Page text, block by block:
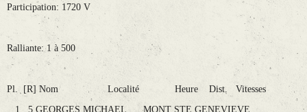
Participation: 1720 V
Ralliante: 1 à 500
Pl. [R] Nom Localité Heure Dist. Vitesses
1 5 GEORGES MICHAEL MONT STE GENEVIEVE